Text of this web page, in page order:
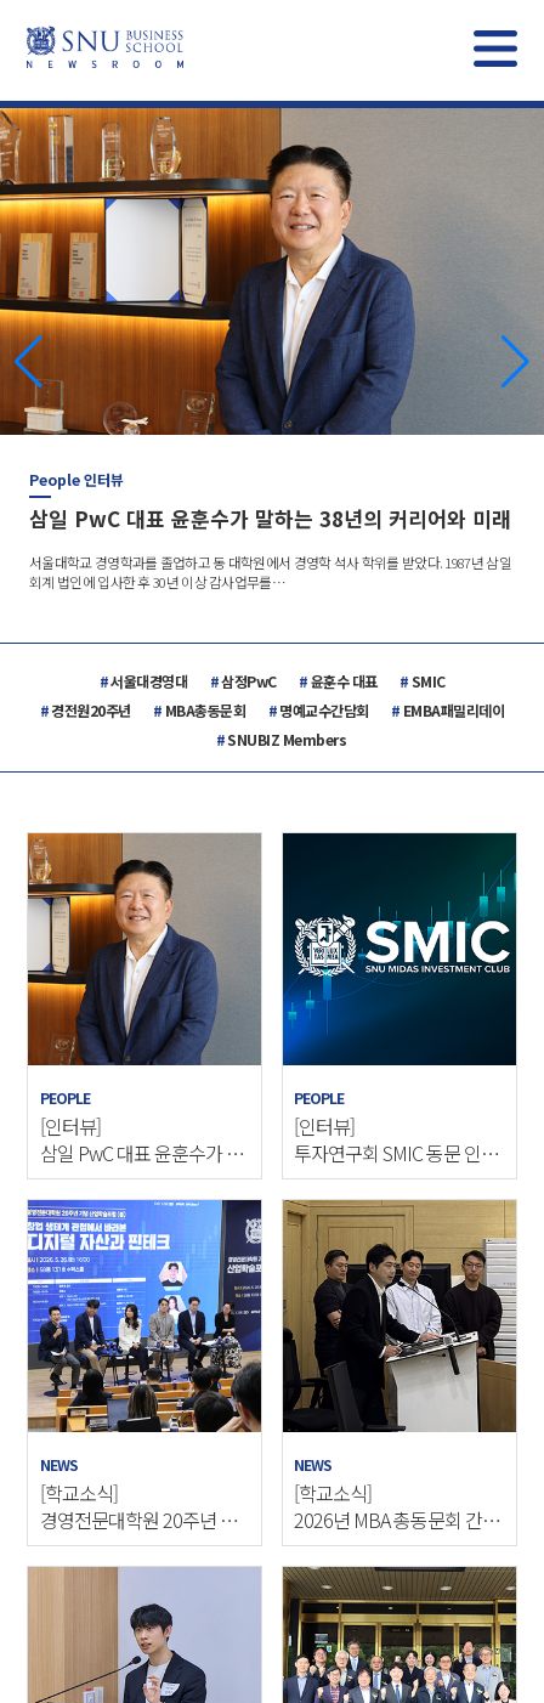
People 인터뷰
삼일 PwC 대표 윤훈수가 말하는 38년의 커리어와 미래
서울대학교 경영학과를 졸업하고 동 대학원에서 경영학 석사 학위를 받았다. 1987년 삼일
회계 법인에 입사한 후 30년 이상 감사업무를…
서울대경영대 삼정PwC 윤훈수 대표
SMIC
경전원20주년
MBA총동문회 명예교수간담회
EMBA패밀리데이
SNUBIZ Members
PEOPLE
[인터뷰]
삼일 PwC 대표 윤훈수가 말
하는 38년의 커리어와 미래
PEOPLE
[인터뷰]
투자연구회 SMIC 동문 인터
뷰
NEWS
[학교소식]
경영전문대학원 20주년 기
념 산업학술포럼 (봄) 개최
NEWS
[학교소식]
2026년 MBA 총동문회 간담
회 개최